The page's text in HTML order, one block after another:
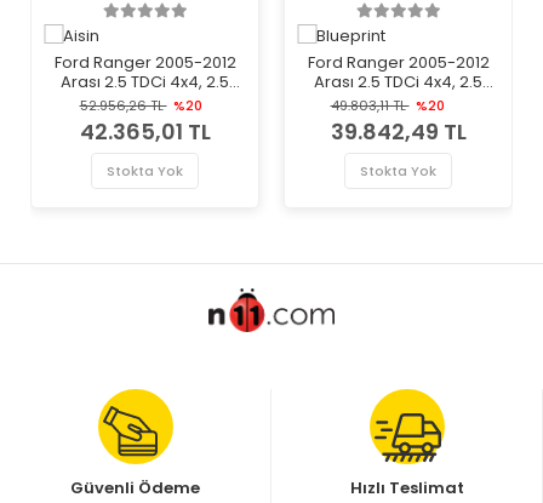
Ford Ranger 2005-2012
Arası 2.5 TDCi 4x4, 2.5
TDdi, 3.0 TDCi 4x4 Aisin
Marka Volan
52.956,26 TL %20
42.365,01 TL
Stokta Yok
Ford Ranger 2005-2012
Arası 2.5 TDCi 4x4, 2.5
TDdi Blueprint Marka
Volan
49.803,11 TL %20
39.842,49 TL
Stokta Yok
Güvenli Ödeme Hızlı Teslimat